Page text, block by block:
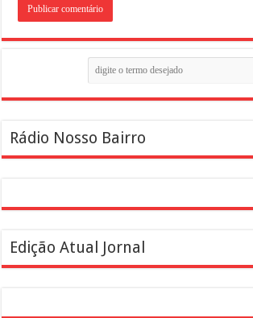
Rádio Nosso Bairro
Edição Atual Jornal